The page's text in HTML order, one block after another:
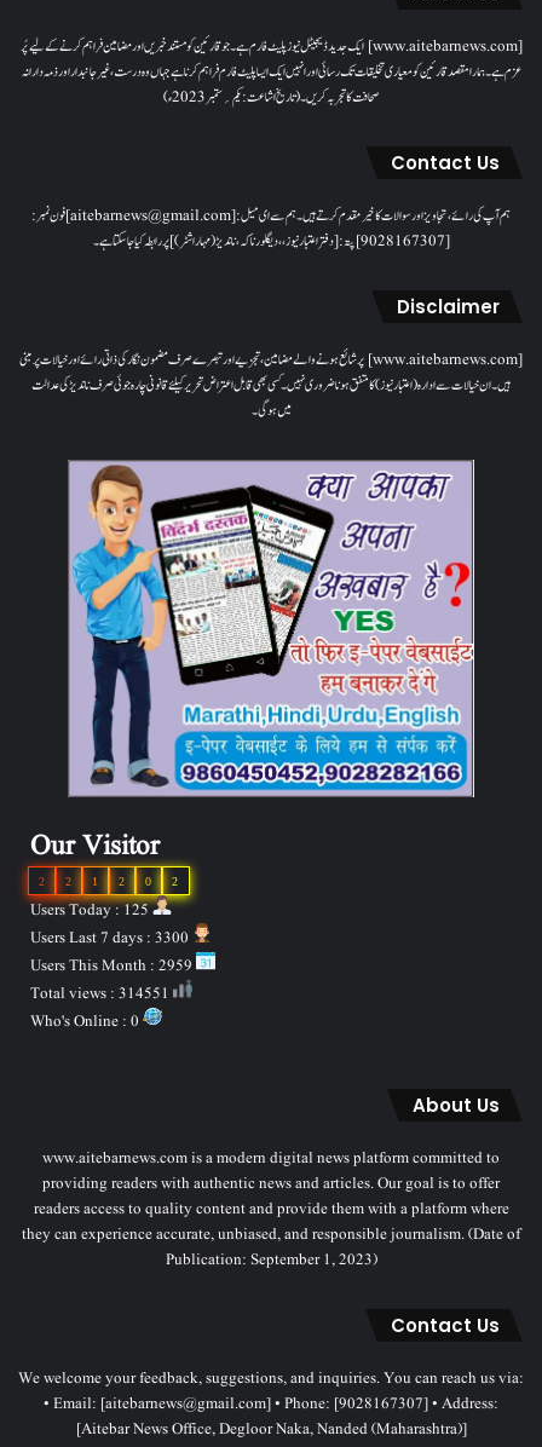
[www.aitebarnews.com] ایک جدید ڈیجیٹل نیوز پلیٹ فارم ہے۔ جو قارئین کو مستند خبریں اور مضامین فراہم کرنے کے لیے پُر
عزم ہے۔ ہمارا مقصدقارئین کو معیاری تخلیقات تک رسائی اور انہیں ایک ایسا پلیٹ فارم فراہم کرنا ہے جہاں وہ درست، غیر جانبدار اور ذمہ دارانہ
صحافت کا تجربہ کریں۔( تاریخ اشاعت : یکم؍ ستمبر 2023ء)
Contact Us
ہم آپ کی رائے، تجاویز اور سوالات کا خیرمقدم کرتے ہیں۔ ہم سےای میل: [aitebarnews@gmail.com]فون نمبر:
[9028167307]پتہ: [دفتر اعتبار نیوز، ، دیگلور ناکہ، ناندیڑ(مہاراشٹر) ] پر رابطہ کیا جاسکتا ہے۔
Disclaimer
[www.aitebarnews.com] پر شائع ہونے والے مضامین، تجزیے اور تبصرے صرف مضمون نگار کی ذاتی رائے اور خیالات پر مبنی
ہیں۔ ان خیالات سے ادارہ (اعتبار نیوز) کا متفق ہونا ضروری نہیں۔ کسی بھی قابل اعتراض تحریر کیلئے قانونی چارہ جوئی صرف ناندیڑ کی عدالت
میں ہوگی۔
Our Visitor
2
0
2
1
2
2
Users Today : 125
About Us
www.aitebarnews.com is a modern digital news platform committed to
providing readers with authentic news and articles. Our goal is to offer
readers access to quality content and provide them with a platform where
they can experience accurate, unbiased, and responsible journalism. (Date of
Publication: September 1, 2023)
Contact Us
We welcome your feedback, suggestions, and inquiries. You can reach us via:
• Email: [aitebarnews@gmail.com] • Phone: [9028167307] • Address:
[Aitebar News Office, Degloor Naka, Nanded (Maharashtra)]